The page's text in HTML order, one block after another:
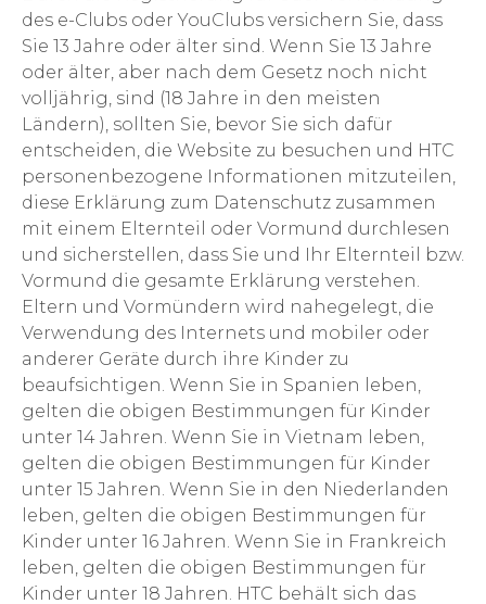
des e-Clubs oder YouClubs versichern Sie, dass
Sie 13 Jahre oder älter sind. Wenn Sie 13 Jahre
oder älter, aber nach dem Gesetz noch nicht
volljährig, sind (18 Jahre in den meisten
Ländern), sollten Sie, bevor Sie sich dafür
entscheiden, die Website zu besuchen und HTC
personenbezogene Informationen mitzuteilen,
diese Erklärung zum Datenschutz zusammen
mit einem Elternteil oder Vormund durchlesen
und sicherstellen, dass Sie und Ihr Elternteil bzw.
Vormund die gesamte Erklärung verstehen.
Eltern und Vormündern wird nahegelegt, die
Verwendung des Internets und mobiler oder
anderer Geräte durch ihre Kinder zu
beaufsichtigen. Wenn Sie in Spanien leben,
gelten die obigen Bestimmungen für Kinder
unter 14 Jahren. Wenn Sie in Vietnam leben,
gelten die obigen Bestimmungen für Kinder
unter 15 Jahren. Wenn Sie in den Niederlanden
leben, gelten die obigen Bestimmungen für
Kinder unter 16 Jahren. Wenn Sie in Frankreich
leben, gelten die obigen Bestimmungen für
Kinder unter 18 Jahren. HTC behält sich das